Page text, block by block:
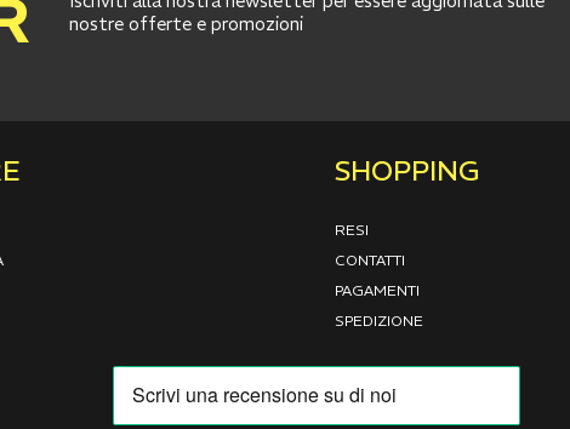
nostre offerte e promozioni
SHOPPING
RESI
CONTATTI
PAGAMENTI
SPEDIZIONE